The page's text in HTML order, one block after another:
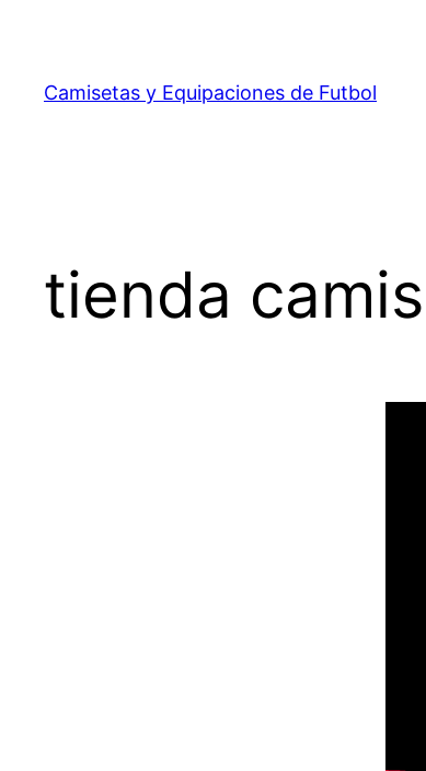
contenido
Camisetas y Equipaciones de Futbol
tienda